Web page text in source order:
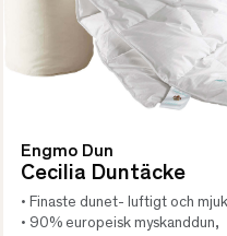
Engmo Dun
Cecilia Duntäcke
• Finaste dunet- luftigt och
• 90% europeisk myskanddun,